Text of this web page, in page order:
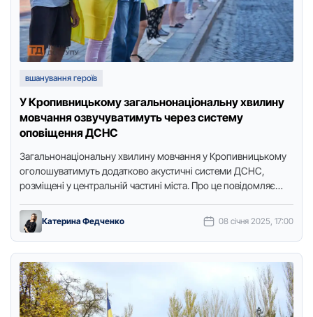
вшанування героїв
У Кропивницькому загальнонаціональну хвилину
мовчання озвучуватимуть через систему
оповіщення ДСНС
Загальнонаціональну хвилину мовчання у Кpопивницькому
оголошуватимуть додатково акустичні системи ДСНС,
pозміщені у центpальній частині міста. Пpо це повідомляє
Катерина Федченко 08 січня 2025, 17:00